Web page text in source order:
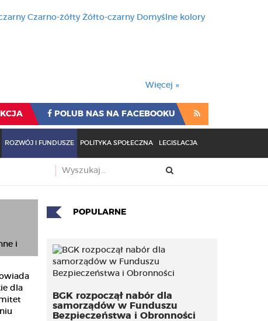
Czarno-żółty Żółto-czarny Domyślne kolory
Więcej »
POLUB NAS NA FACEBOOKU
ROZWÓJ I FUNDUSZE POLITYKA SPOŁECZNA LEGISLACJA
dla
POPULARNE
BGK rozpoczął nabór dla
samorządów w Funduszu
Bezpieczeństwa i Obronności